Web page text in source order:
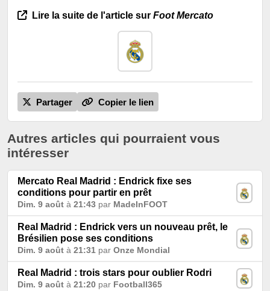
Lire la suite de l'article sur Foot Mercato
Partager Copier le lien
Autres articles qui pourraient vous
intéresser
Mercato Real Madrid : Endrick fixe ses
conditions pour partir en prêt
Dim. 9 août à 21:43 par MadeInFOOT
Real Madrid : Endrick vers un nouveau prêt, le
Brésilien pose ses conditions
Dim. 9 août à 21:31 par Onze Mondial
Real Madrid : trois stars pour oublier Rodri
Dim. 9 août à 21:20 par Football365